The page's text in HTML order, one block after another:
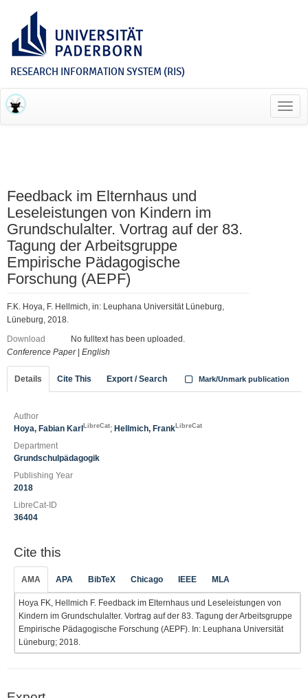
RESEARCH INFORMATION SYSTEM (RIS)
Feedback im Elternhaus und
Leseleistungen von Kindern im
Grundschulalter. Vortrag auf der 83.
Tagung der Arbeitsgruppe
Empirische Pädagogische
Forschung (AEPF)
F.K. Hoya, F. Hellmich, in: Leuphana Universität Lüneburg,
Lüneburg, 2018.
Download
No fulltext has been uploaded.
Conference Paper| English
Details Cite This Export / Search Mark/Unmark publication
Author
Hoya, Fabian Karl LibreCat; Hellmich, Frank LibreCat
Department
Grundschulpädagogik
Publishing Year
2018
LibreCat-ID
36404
Cite this
AMA APA BibTeX Chicago IEEE MLA
Hoya FK, Hellmich F. Feedback im Elternhaus und Leseleistungen von
Kindern im Grundschulalter. Vortrag auf der 83. Tagung der Arbeitsgruppe
Empirische Pädagogische Forschung (AEPF). In: Leuphana Universität
Lüneburg; 2018.